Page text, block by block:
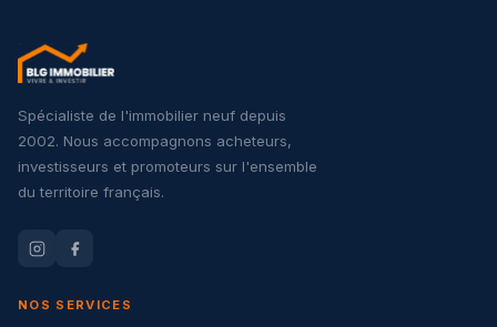
Spécialiste de l'immobilier neuf depuis
2002. Nous accompagnons acheteurs,
investisseurs et promoteurs sur l'ensemble
du territoire français.
NOS SERVICES